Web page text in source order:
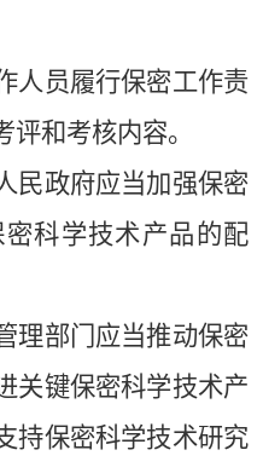
人员履行保密工作责
和考核内容。
政府应当加强保密
科学技术产品的配
理部门应当推动保密
关键保密科学技术产
持保密科学技术研究